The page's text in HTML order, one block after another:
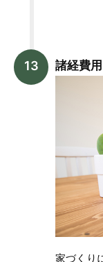
諸経費
家づくり